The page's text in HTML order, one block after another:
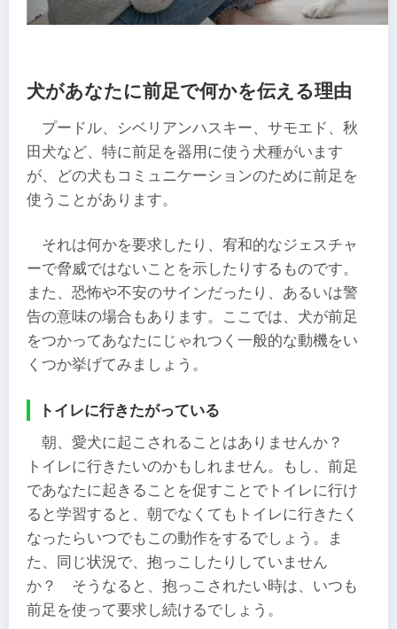
犬があなたに前足で何かを伝える理由
プードル、シベリアンハスキー、サモエド、秋
田犬など、特に前足を器用に使う犬種がいます
が、どの犬もコミュニケーションのために前足を
使うことがあります。
それは何かを要求したり、宥和的なジェスチャ
ーで脅威ではないことを示したりするものです。
また、恐怖や不安のサインだったり、あるいは警
告の意味の場合もあります。ここでは、犬が前足
をつかってあなたにじゃれつく一般的な動機をい
くつか挙げてみましょう。
トイレに行きたがっている
朝、愛犬に起こされることはありませんか？
トイレに行きたいのかもしれません。もし、前足
であなたに起きることを促すことでトイレに行け
ると学習すると、朝でなくてもトイレに行きたく
なったらいつでもこの動作をするでしょう。ま
た、同じ状況で、抱っこしたりしていません
か？ そうなると、抱っこされたい時は、いつも
前足を使って要求し続けるでしょう。